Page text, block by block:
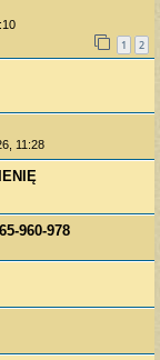
1 2
11:28
960-978